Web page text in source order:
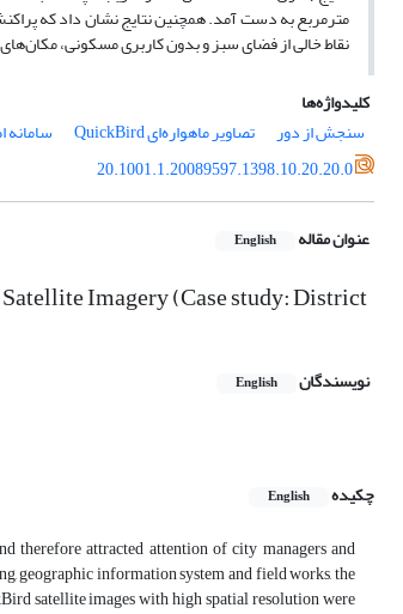
مترمربع به دست آمد. همچنین نتایج نشان داد که
نقاط خالی از فضای سبز و بدون کاربری مسکونی،
کلیدواژه‌ها
سنجش ‌از دور
تصاویر ماهواره‌ای QuickBird سامانه
20.1001.1.20089597.1398.10.20.20.0
عنوان مقاله English
Imagery (Case study: District
نویسندگان English
چکیده
English
therefore attracted attention of city managers and
geographic information system and field works, the
satellite images with high spatial resolution were